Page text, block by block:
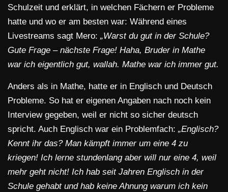
Schulzeit und erklärt, in welchen Fächern er Probleme
hatte und wo er am besten war: Während eines
Livestreams sagt Mero: „Warst du gut in der Schule?
Gute Frage – nächste Frage! Haha, Bruder in Mathe
war ich eigentlich gut, wallah. Mathe war ich immer gut.
Anders als in Mathe, hatte er in Englisch und Deutsch
Probleme. So hat er eigenen Angaben nach noch kein
Interview gegeben, weil er nicht so sicher deutsch
spricht. Auch Englisch war ein Problemfach: „Englisch?
Kennt ihr das? Man kämpft immer um eine 4 zu
kriegen! Ich lerne stundenlang aber will nur eine 4, weil
mehr geht nicht! Ich hab seit Jahren Englisch in der
Schule gehabt und hab keine Ahnung warum ich kein